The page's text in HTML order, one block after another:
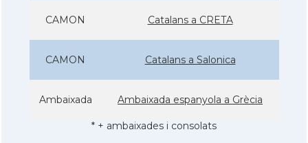
CAMON Catalans a CRETA
CAMON Catalans a Salonica
Ambaixada Ambaixada espanyola a Grècia
* + ambaixades i consolats